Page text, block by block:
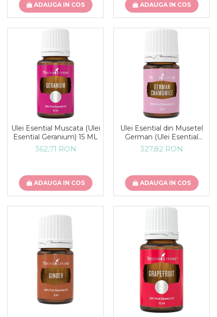
ADAUGA IN COS ADAUGA IN COS
Ulei Esential Muscata (Ulei
Esential Geranium) 15 ML
362,71 RON
ADAUGA IN COS
Ulei Esential din Musetel
German (Ulei Esential
German Chamomile) 5 ML
327,82 RON
ADAUGA IN COS